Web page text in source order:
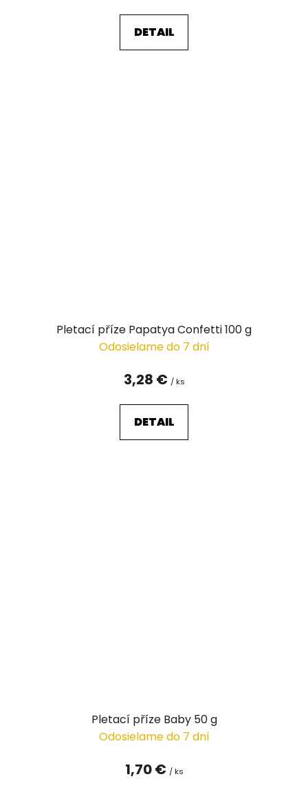
DETAIL
Pletací příze Papatya Confetti 100 g
Odosielame do 7 dní
3,28 € / ks
DETAIL
Pletací příze Baby 50 g
Odosielame do 7 dní
1,70 € / ks